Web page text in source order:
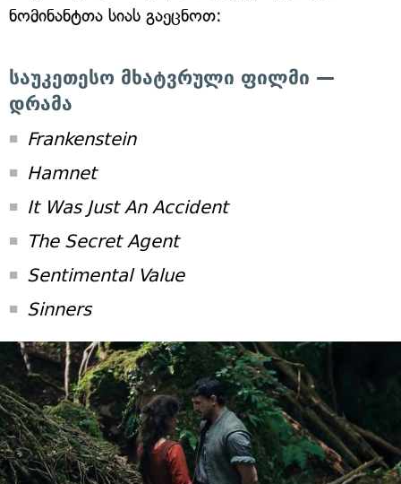
ნომინანტთა სიას გაეცნოთ:
საუკეთესო მხატვრული ფილმი —
დრამა
Frankenstein
Hamnet
It Was Just An Accident
The Secret Agent
Sentimental Value
Sinners